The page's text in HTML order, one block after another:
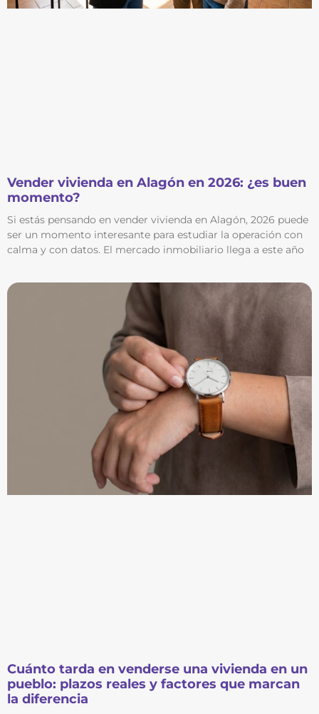
Vender vivienda en Alagón en 2026: ¿es buen
momento?
Si estás pensando en vender vivienda en Alagón, 2026 puede
ser un momento interesante para estudiar la operación con
calma y con datos. El mercado inmobiliario llega a este año
Cuánto tarda en venderse una vivienda en un
pueblo: plazos reales y factores que marcan
la diferencia